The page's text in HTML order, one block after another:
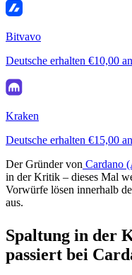
Bitvavo
Deutsche erhalten €10,00
Kraken
Deutsche erhalten €15,00
Der Gründer von Cardano
in der Kritik – dieses Mal
Vorwürfe lösen innerhalb
aus.
Spaltung in der
passiert bei